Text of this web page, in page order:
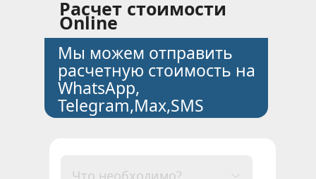
Мы можем отправить
расчетную стоимость на
WhatsАpp,
Telegram,Max,SMS
Расчет стоимости
Online